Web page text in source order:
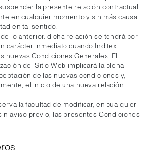
la presente relación contractual
en cualquier momento y sin más causa
en tal sentido.
lo anterior, dicha relación se tendrá por
carácter inmediato cuando Inditex
nuevas Condiciones Generales. El
del Sitio Web implicará la plena
de las nuevas condiciones y,
el inicio de una nueva relación
la facultad de modificar, en cualquier
aviso previo, las presentes Condiciones